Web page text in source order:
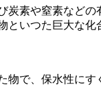
素や窒素など
いつた巨大な化
で、保水性に